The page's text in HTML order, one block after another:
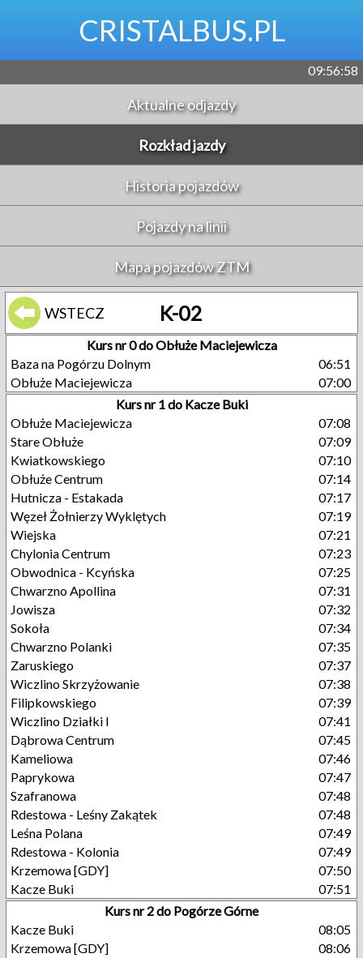
CRISTALBUS.PL
09:56:58
Aktualne odjazdy
Rozkład jazdy
Historia pojazdów
Pojazdy na linii
Mapa pojazdów ZTM
WSTECZ K-02
Kurs nr 0 do Obłuże Maciejewicza
Baza na Pogórzu Dolnym
06:51
Obłuże Maciejewicza
07:00
Kurs nr 1 do Kacze Buki
Obłuże Maciejewicza
07:08
Stare Obłuże
07:09
Kwiatkowskiego
07:10
Obłuże Centrum
07:14
Hutnicza - Estakada
07:17
Węzeł Żołnierzy Wyklętych
07:19
Wiejska
07:21
Chylonia Centrum
07:23
Obwodnica - Kcyńska
07:25
Chwarzno Apollina
07:31
Jowisza
07:32
Sokoła
07:34
Chwarzno Polanki
07:35
Zaruskiego
07:37
Wiczlino Skrzyżowanie
07:38
Filipkowskiego
07:39
Wiczlino Działki I
07:41
Dąbrowa Centrum
07:45
Kameliowa
07:46
Paprykowa
07:47
Szafranowa
07:48
Rdestowa - Leśny Zakątek
07:48
Leśna Polana
07:49
Rdestowa - Kolonia
07:49
Krzemowa [GDY]
07:50
Kacze Buki
07:51
Kurs nr 2 do Pogórze Górne
Kacze Buki
08:05
Krzemowa [GDY]
08:06